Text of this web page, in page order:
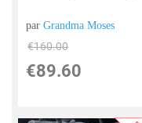
parGrandma Moses
€160.00
€89.60